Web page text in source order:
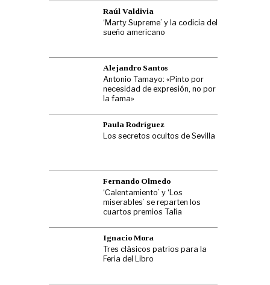
Raúl Valdivia
‘Marty Supreme’ y la codicia del
sueño americano
Alejandro Santos
Antonio Tamayo: «Pinto por
necesidad de expresión, no por
la fama»
Paula Rodríguez
Los secretos ocultos de Sevilla
Fernando Olmedo
‘Calentamiento’ y ‘Los
miserables’ se reparten los
cuartos premios Talía
Ignacio Mora
Tres clásicos patrios para la
Feria del Libro